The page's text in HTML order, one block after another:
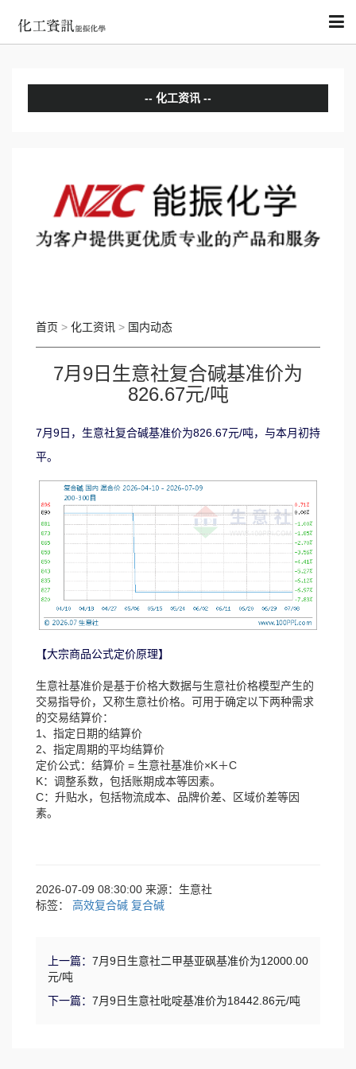
化工资讯
国际动态
首页 > 化工资讯 > 国内动态
7月9日生意社复合碱基准价为
826.67元/吨
7月9日，生意社复合碱基准价为826.67元/吨，与本月初持
平。
【大宗商品公式定价原理】
生意社基准价是基于价格大数据与生意社价格模型产生的
交易指导价，又称生意社价格。可用于确定以下两种需求
的交易结算价：
1、指定日期的结算价
2、指定周期的平均结算价
定价公式：结算价 = 生意社基准价×K＋C
K：调整系数，包括账期成本等因素。
C：升贴水，包括物流成本、品牌价差、区域价差等因
素。
2026-07-09 08:30:00 来源：生意社
标签： 高效复合碱 复合碱
上一篇： 7月9日生意社二甲基亚砜基准价为12000.00
元/吨
下一篇： 7月9日生意社吡啶基准价为18442.86元/吨